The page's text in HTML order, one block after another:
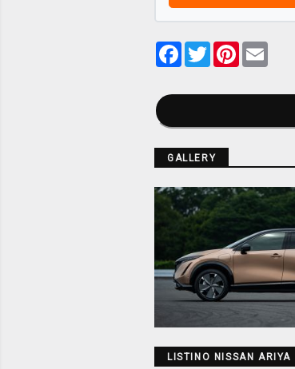
Facebook
TwitterPinterest
GALLERY
LISTINO NISSAN ARIYA